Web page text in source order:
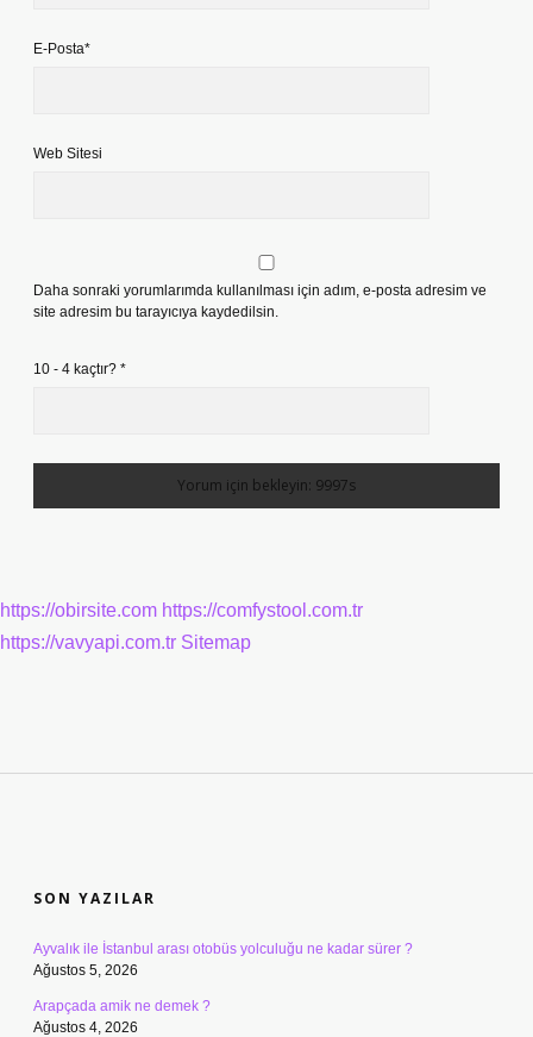
E-Posta*
Web Sitesi
Daha sonraki yorumlarımda kullanılması için adım, e-posta adresim ve
site adresim bu tarayıcıya kaydedilsin.
10 - 4 kaçtır? *
https://obirsite.com https://comfystool.com.tr
https://vavyapi.com.tr Sitemap
SON YAZILAR
Ayvalık ile İstanbul arası otobüs yolculuğu ne kadar sürer ?
Ağustos 5, 2026
Arapçada amik ne demek ?
Ağustos 4, 2026